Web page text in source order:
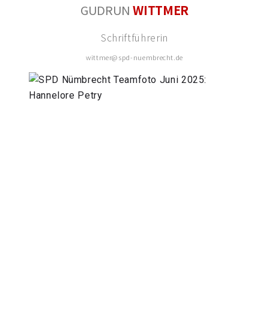
GUDRUN WITTMER
Schriftführerin
wittmer@spd-nuembrecht.de